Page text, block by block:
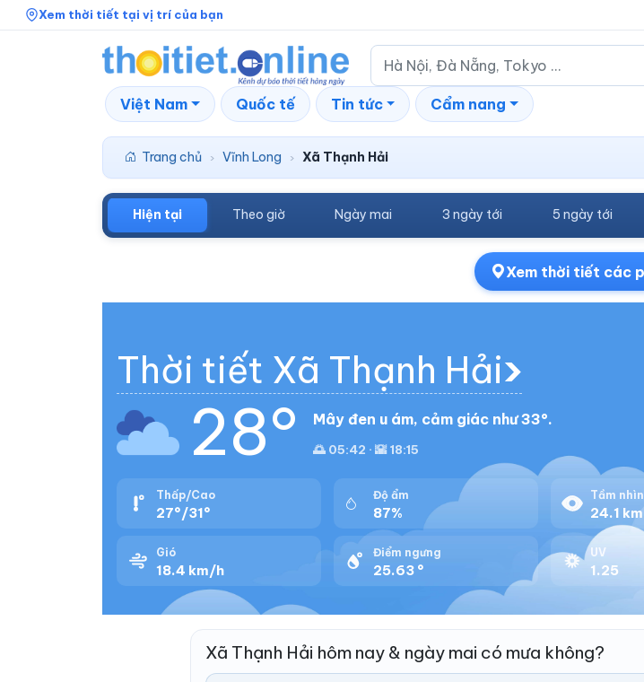
Xem thời tiết tại vị trí của bạn
Việt Nam Quốc tế Tin tức Cẩm nang
Trang chủ › Vĩnh Long › Xã Thạnh Hải
Hiện tại Theo giờ Ngày mai 3 ngày tới 5 ngày tới
Xem thời tiết các
Thời tiết Xã Thạnh Hải
28° Mây đen u ám, cảm giác như 33°.
🌅 05:42 · 🌇 18:15
Thấp/Cao
27°/31°
Độ ẩm
87%
Tầm nhìn
24.1 km
Gió
18.4 km/h
Điểm ngưng
25.63 °
UV
1.25
Xã Thạnh Hải hôm nay & ngày mai có mưa không?